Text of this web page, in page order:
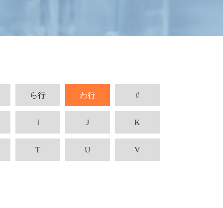
ら行 わ行 #
I J K
T U V